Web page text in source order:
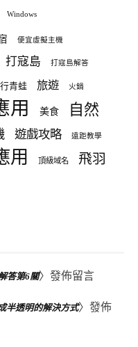
Windows
便宜虛擬主機
打寇島 打寇島解答
青蛙 旅遊 火鍋
用 美食 自然
遊戲攻略 遠距教學
用 頂級域名 飛羽
答第6關〉發佈留言
半透明的解決方式〉發佈